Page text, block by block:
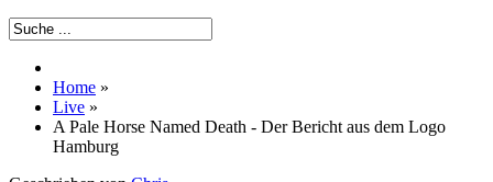
Home »
Live »
A Pale Horse Named Death - Der Bericht aus dem Logo
Hamburg